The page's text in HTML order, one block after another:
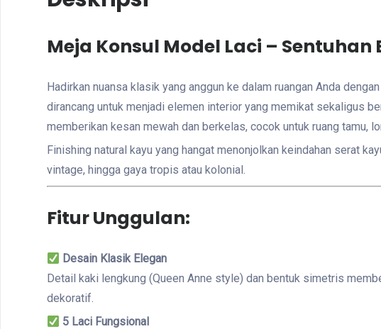
Meja Konsul Model Laci –
Hadirkan nuansa klasik yang anggun ke dalam ruangan Anda dengan
dirancang untuk menjadi elemen interior yang memikat sekaligus
memberikan kesan mewah dan berkelas, cocok untuk ruang tamu,
Finishing natural kayu yang hangat menonjolkan keindahan serat
vintage, hingga gaya tropis atau kolonial.
Fitur Unggulan:
Desain Klasik Elegan
Detail kaki lengkung (Queen Anne style) dan bentuk simetris
dekoratif.
5 Laci Fungsional